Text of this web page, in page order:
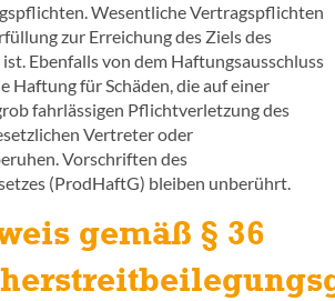
Wesentliche Vertragspflichten
zur Erreichung des Ziels des
Ebenfalls von dem Haftungsausschluss
Haftung für Schäden, die auf einer
fahrlässigen Pflichtverletzung des
Vertreter oder
Vorschriften des
(ProdHaftG) bleiben unberührt.
gemäß § 36